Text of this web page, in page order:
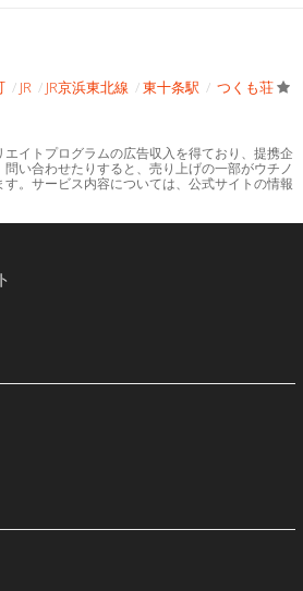
JR JR京浜東北線 東十条駅 つくも荘
イトプログラムの広告収入を得ており、提携企
い合わせたりすると、売り上げの一部がウチノ
。サービス内容については、公式サイトの情報